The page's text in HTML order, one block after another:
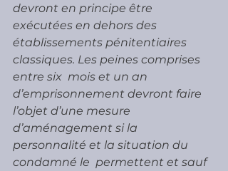
devront en principe être
exécutées en dehors des
établissements pénitentiaires
classiques. Les peines comprises
entre six  mois et un an
d’emprisonnement devront faire
l’objet d’une mesure
d’aménagement si la
personnalité et la situation du
condamné le  permettent et sauf